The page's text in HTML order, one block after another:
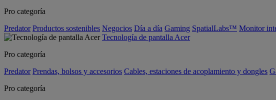
Pro categoría
Predator Productos sostenibles Negocios Día a día Gaming SpatialLabs™ Monitor
Tecnología de pantalla Acer
Pro categoría
Predator Prendas, bolsos y accesorios Cables, estaciones de acoplamiento y dongles
Pro categoría